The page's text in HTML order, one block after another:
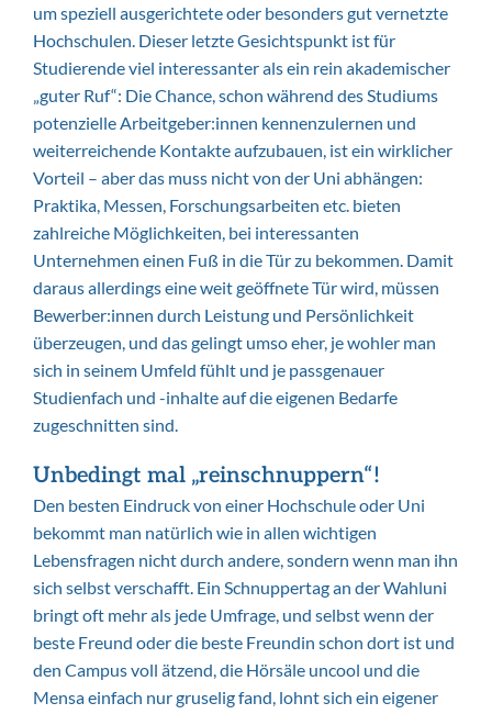
um speziell ausgerichtete oder besonders gut vernetzte
Hochschulen. Dieser letzte Gesichtspunkt ist für
Studierende viel interessanter als ein rein akademischer
„guter Ruf“: Die Chance, schon während des Studiums
potenzielle Arbeitgeber:innen kennenzulernen und
weiterreichende Kontakte aufzubauen, ist ein wirklicher
Vorteil – aber das muss nicht von der Uni abhängen:
Praktika, Messen, Forschungsarbeiten etc. bieten
zahlreiche Möglichkeiten, bei interessanten
Unternehmen einen Fuß in die Tür zu bekommen. Damit
daraus allerdings eine weit geöffnete Tür wird, müssen
Bewerber:innen durch Leistung und Persönlichkeit
überzeugen, und das gelingt umso eher, je wohler man
sich in seinem Umfeld fühlt und je passgenauer
Studienfach und -inhalte auf die eigenen Bedarfe
zugeschnitten sind.
Unbedingt mal „reinschnuppern“!
Den besten Eindruck von einer Hochschule oder Uni
bekommt man natürlich wie in allen wichtigen
Lebensfragen nicht durch andere, sondern wenn man ihn
sich selbst verschafft. Ein Schnuppertag an der Wahluni
bringt oft mehr als jede Umfrage, und selbst wenn der
beste Freund oder die beste Freundin schon dort ist und
den Campus voll ätzend, die Hörsäle uncool und die
Mensa einfach nur gruselig fand, lohnt sich ein eigener